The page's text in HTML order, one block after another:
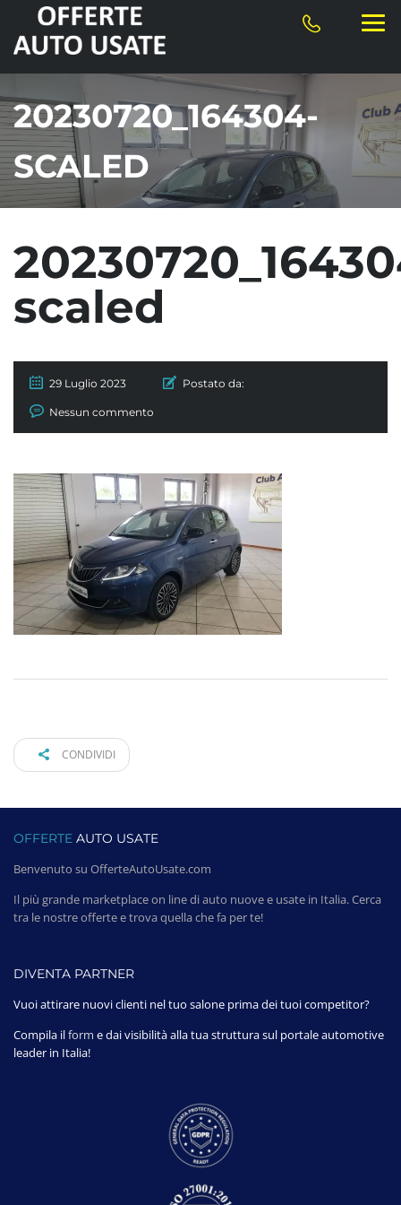
20230720_164304-
SCALED
scaled
29 Luglio 2023 Postato da:
Nessun commento
CONDIVIDI
OFFERTE AUTO USATE
Benvenuto su OfferteAutoUsate.com
Il più grande marketplace on line di auto nuove e usate in Italia. Cerca
tra le nostre offerte e trova quella che fa per te!
DIVENTA PARTNER
Vuoi attirare nuovi clienti nel tuo salone prima dei tuoi competitor?
Compila ilform e dai visibilità alla tua struttura sul portale automotive
leader in Italia!